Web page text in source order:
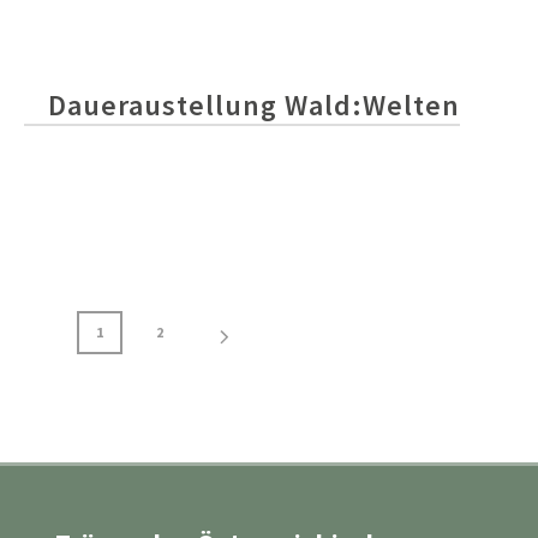
Daueraustellung Wald:Welten
1 2